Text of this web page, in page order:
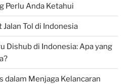
Perlu Anda Ketahui
Tol di Indonesia
Dishub di Indonesia: Apa yang
dalam Menjaga Kelancaran